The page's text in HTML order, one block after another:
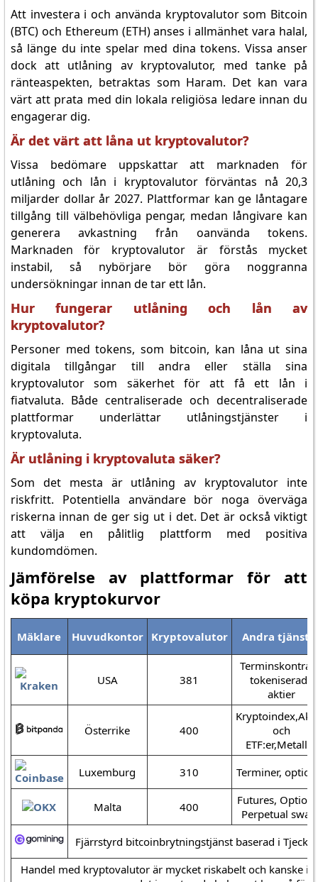
Att investera i och använda kryptovalutor som Bitcoin
(BTC) och Ethereum (ETH) anses i allmänhet vara halal,
så länge du inte spelar med dina tokens. Vissa anser
dock att utlåning av kryptovalutor, med tanke på
ränteaspekten, betraktas som Haram. Det kan vara
värt att prata med din lokala religiösa ledare innan du
engagerar dig.
Är det värt att låna ut kryptovalutor?
Vissa bedömare uppskattar att marknaden för
utlåning och lån i kryptovalutor förväntas nå 20,3
miljarder dollar år 2027. Plattformar kan ge låntagare
tillgång till välbehövliga pengar, medan långivare kan
generera avkastning från oanvända tokens.
Marknaden för kryptovalutor är förstås mycket
instabil, så nybörjare bör göra noggranna
undersökningar innan de tar ett lån.
Hur fungerar utlåning och lån av
kryptovalutor?
Personer med tokens, som bitcoin, kan låna ut sina
digitala tillgångar till andra eller ställa sina
kryptovalutor som säkerhet för att få ett lån i
fiatvaluta. Både centraliserade och decentraliserade
plattformar underlättar utlåningstjänster i
kryptovaluta.
Är utlåning i kryptovaluta säker?
Som det mesta är utlåning av kryptovalutor inte
riskfritt. Potentiella användare bör noga överväga
riskerna innan de ger sig ut i det. Det är också viktigt
att välja en pålitlig plattform med positiva
kundomdömen.
Jämförelse av plattformar för att
köpa kryptokurvor
Mäklare Huvudkontor Kryptovalutor Andra
USA 381
tokeniserade
aktier
Österrike 400
och
ETF:er,Metaller
Luxemburg
310 Terminer,
Malta 400
Futures,
Perpetual
Fjärrstyrd bitcoinbrytningstjänst baserad i
Handel med kryptovalutor är mycket riskabelt och kanske